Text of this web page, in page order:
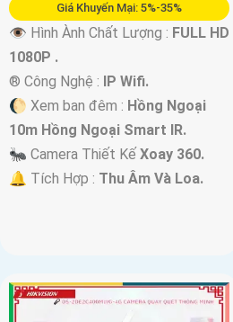
Giá Khuyến Mại: 5%-35%
👁 Hình Ành Chất Lượng : FULL HD
1080P .
®️ Công Nghệ : IP Wifi.
🌔 Xem ban đêm : Hồng Ngoại
10m Hồng Ngoại Smart IR.
🐜 Camera Thiết Kế Xoay 360.
️🔔 Tích Hợp : Thu Âm Và Loa.